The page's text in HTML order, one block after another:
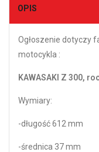
OPIS
Ogłoszenie dotyczy
motocykla :
KAWASAKI Z 300,
Wymiary:
-długość 612 mm
-średnica 37 mm